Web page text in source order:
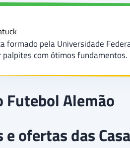
formado pela Universidade
palpites com ótimos fundamentos.
Futebol Alemão
e ofertas das